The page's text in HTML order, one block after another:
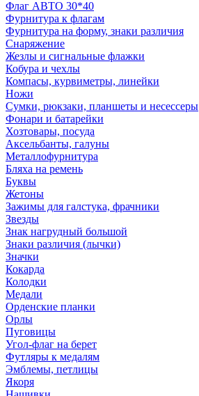
Флаг АВТО 30*40
Фурнитура к флагам
Фурнитура на форму, знаки различия
Снаряжение
Жезлы и сигнальные флажки
Кобура и чехлы
Компасы, курвиметры, линейки
Ножи
Сумки, рюкзаки, планшеты и несессеры
Фонари и батарейки
Хозтовары, посуда
Аксельбанты, галуны
Металлофурнитура
Бляха на ремень
Буквы
Жетоны
Зажимы для галстука, фрачники
Звезды
Знак нагрудный большой
Знаки различия (лычки)
Значки
Кокарда
Колодки
Медали
Орденские планки
Орлы
Пуговицы
Угол-флаг на берет
Футляры к медалям
Эмблемы, петлицы
Якоря